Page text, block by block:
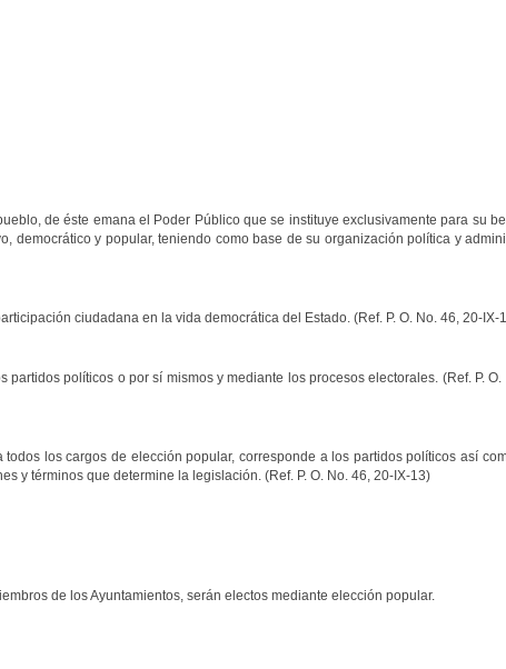
de éste emana el Poder Público que se instituye exclusivamente para su
democrático y popular, teniendo como base de su organización política y
ciudadana en la vida democrática del Estado. (Ref. P. O. No. 46, 20-IX-
políticos o por sí mismos y mediante los procesos electorales. (Ref. P. O.
los cargos de elección popular, corresponde a los partidos políticos así
y términos que determine la legislación. (Ref. P. O. No. 46, 20-IX-13)
de los Ayuntamientos, serán electos mediante elección popular.